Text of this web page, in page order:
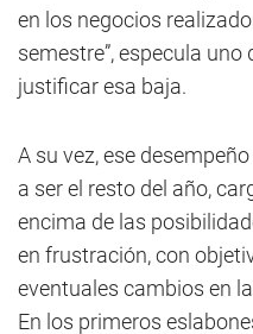
en los negocios
semestre”, especula
justificar esa baja.
A su vez, ese
a ser el resto del año,
encima de las
en frustración, con
eventuales cambios en
En los primeros